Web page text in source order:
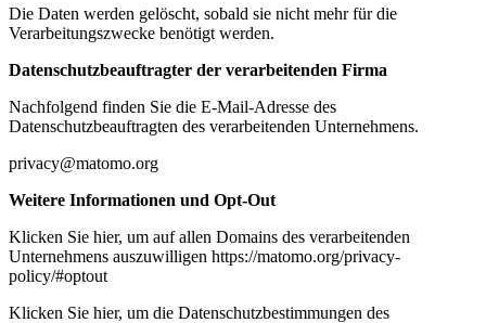
Die Daten werden gelöscht, sobald sie nicht mehr für die
Verarbeitungszwecke benötigt werden.
Datenschutzbeauftragter der verarbeitenden Firma
Nachfolgend finden Sie die E-Mail-Adresse des
Datenschutzbeauftragten des verarbeitenden Unternehmens.
privacy@matomo.org
Weitere Informationen und Opt-Out
Klicken Sie hier, um auf allen Domains des verarbeitenden
Unternehmens auszuwilligen https://matomo.org/privacy-
policy/#optout
Klicken Sie hier, um die Datenschutzbestimmungen des